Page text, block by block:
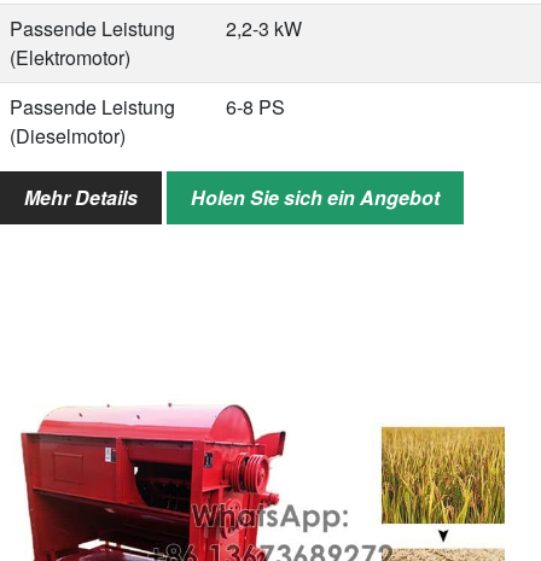
Passende Leistung
(Elektromotor)
2,2-3 kW
Passende Leistung
(Dieselmotor)
6-8 PS
Arbeitseffizienz
500–800 kg/h
Mehr Details Holen Sie sich ein Angebot